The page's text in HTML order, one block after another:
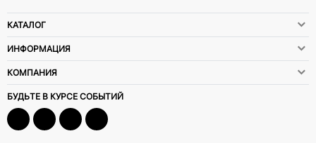
КАТАЛОГ
ИНФОРМАЦИЯ
КОМПАНИЯ
БУДЬТЕ В КУРСЕ СОБЫТИЙ